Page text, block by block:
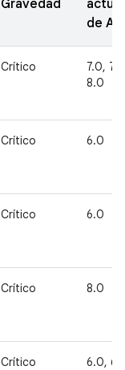
Gravedad
de
Crítico
7.0,
8.0
Crítico 6.0
Crítico 6.0
Crítico 8.0
Crítico
6.0,